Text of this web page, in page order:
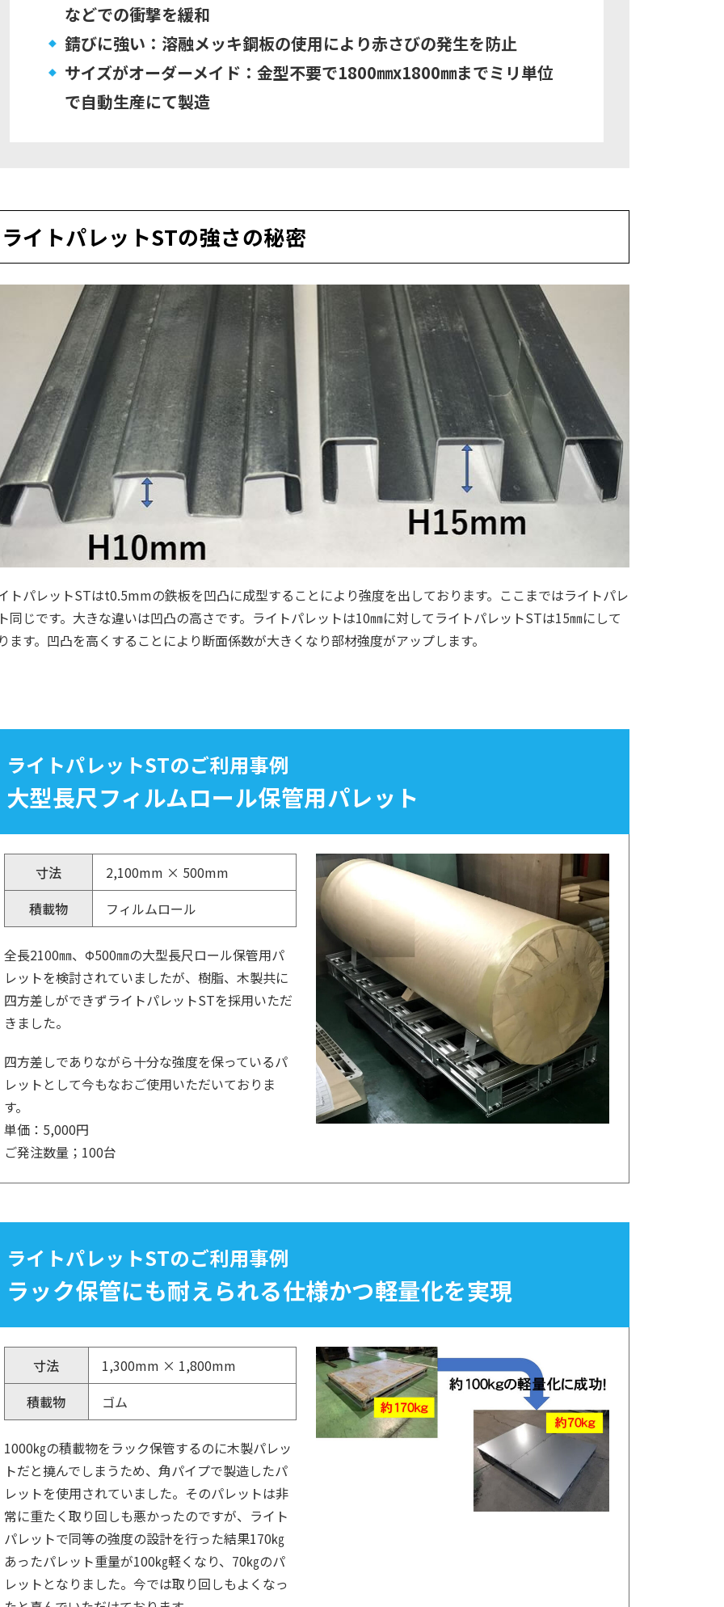
などでの衝撃を緩和
錆びに強い：溶融メッキ鋼板の使用により赤さびの発生を防止
サイズがオーダーメイド：金型不要で1800㎜x1800㎜までミリ単位
で自動生産にて製造
ライトパレットSTの強さの秘密
トパレットSTはt0.5mmの鉄板を凹凸に成型することにより強度を出しております。ここまではライトパレ
同じです。大きな違いは凹凸の高さです。ライトパレットは10㎜に対してライトパレットSTは15㎜にして
ます。凹凸を高くすることにより断面係数が大きくなり部材強度がアップします。
ライトパレットSTのご利用事例
大型長尺フィルムロール保管用パレット
寸法
2,100mm × 500mm
積載物
フィルムロール
全長2100㎜、Φ500㎜の大型長尺ロール保管用パ
レットを検討されていましたが、樹脂、木製共に
四方差しができずライトパレットSTを採用いただ
きました。
四方差しでありながら十分な強度を保っているパ
レットとして今もなおご使用いただいておりま
す。
単価：5,000円
ご発注数量；100台
ライトパレットSTのご利用事例
ラック保管にも耐えられる仕様かつ軽量化を実現
寸法
1,300mm × 1,800mm
積載物
ゴム
1000㎏の積載物をラック保管するのに木製パレッ
トだと撓んでしまうため、角パイプで製造したパ
レットを使用されていました。そのパレットは非
常に重たく取り回しも悪かったのですが、ライト
パレットで同等の強度の設計を行った結果170㎏
あったパレット重量が100㎏軽くなり、70㎏のパ
レットとなりました。今では取り回しもよくなっ